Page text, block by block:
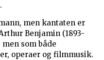
men kantaten er
Benjamin (1893-
som både
operaer og filmmusik.